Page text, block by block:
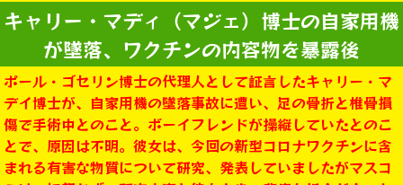
キャリー・マディ（マジェ）博士の自家用機
が墜落、ワクチンの内容物を暴露後
ポール・ゴセリン博士の代理人として証言したキャリー・マ
デイ博士が、自家用機の墜落事故に遭い、足の骨折と椎骨損
傷で手術中とのこと。ボーイフレンドが操縦していたとのこ
とで、原因は不明。彼女は、今回の新型コロナワクチンに含
まれる有害な物質について研究、発表していましたがマスコ